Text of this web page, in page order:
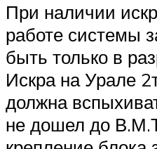
При наличии
работе системы
быть только в
Искра на Урале
должна
не дошел до